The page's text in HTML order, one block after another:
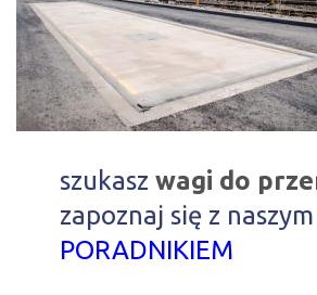
szukasz wagi do
zapoznaj się z naszym
PORADNIKIEM